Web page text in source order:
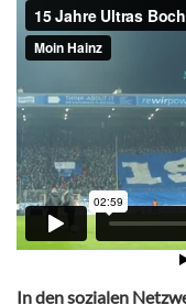
In den sozialen